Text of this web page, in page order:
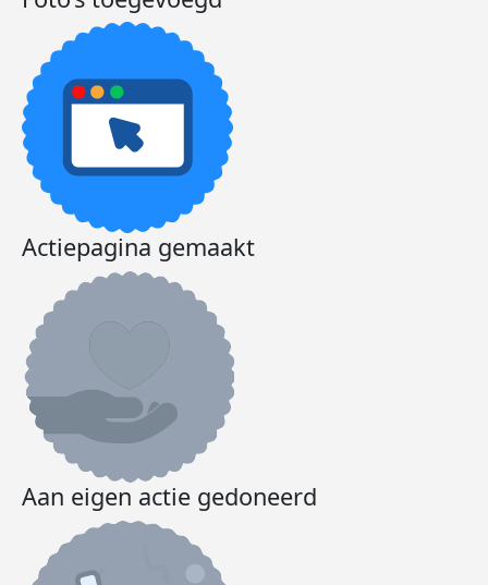
Actiepagina gemaakt
Aan eigen actie gedoneerd